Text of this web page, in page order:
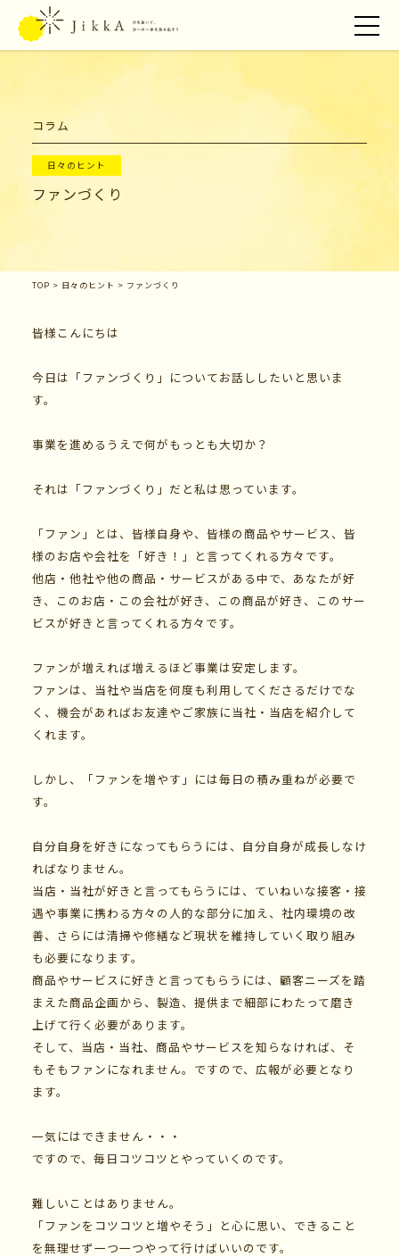
アドバイザー紹介
コラム
日々のヒント
ファンづくり
TOP > 日々のヒント > ファンづくり
皆様こんにちは
今日は「ファンづくり」についてお話ししたいと思いま
す。
事業を進めるうえで何がもっとも大切か？
それは「ファンづくり」だと私は思っています。
「ファン」とは、皆様自身や、皆様の商品やサービス、皆
様のお店や会社を「好き！」と言ってくれる方々です。
他店・他社や他の商品・サービスがある中で、あなたが好
き、このお店・この会社が好き、この商品が好き、このサー
ビスが好きと言ってくれる方々です。
ファンが増えれば増えるほど事業は安定します。
ファンは、当社や当店を何度も利用してくださるだけでな
く、機会があればお友達やご家族に当社・当店を紹介して
くれます。
しかし、「ファンを増やす」には毎日の積み重ねが必要で
す。
自分自身を好きになってもらうには、自分自身が成長しなけ
ればなりません。
当店・当社が好きと言ってもらうには、ていねいな接客・接
遇や事業に携わる方々の人的な部分に加え、社内環境の改
善、さらには清掃や修繕など現状を維持していく取り組み
も必要になります。
商品やサービスに好きと言ってもらうには、顧客ニーズを踏
まえた商品企画から、製造、提供まで細部にわたって磨き
上げて行く必要があります。
そして、当店・当社、商品やサービスを知らなければ、そ
もそもファンになれません。ですので、広報が必要となり
ます。
一気にはできません・・・
ですので、毎日コツコツとやっていくのです。
難しいことはありません。
「ファンをコツコツと増やそう」と心に思い、できること
を無理せず一つ一つやって行けばいいのです。